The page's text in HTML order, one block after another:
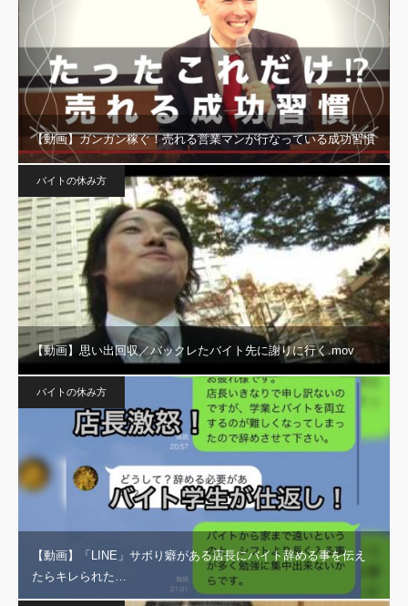
【動画】ガンガン稼ぐ！売れる営業マンが行なっている成功習慣
バイトの休み方
【動画】思い出回収／バックレたバイト先に謝りに行く.mov
バイトの休み方
【動画】「LINE」サボり癖がある店長にバイト辞める事を伝え
たらキレられた…